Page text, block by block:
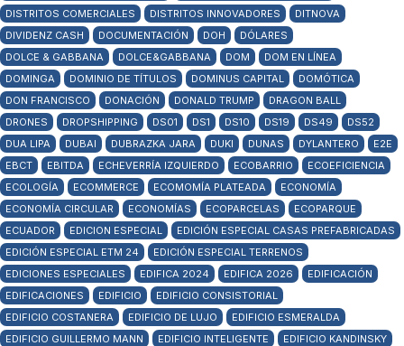
DISTRITOS COMERCIALES
DISTRITOS INNOVADORES
DITNOVA
DIVIDENZ CASH
DOCUMENTACIÓN DOH
DÓLARES
DOLCE & GABBANA
DOLCE&GABBANA DOM
DOM EN LÍNEA
DOMINGA
DOMINIO DE TÍTULOS DOMINUS CAPITAL
DOMÓTICA
DON FRANCISCO
DONACIÓN DONALD TRUMP
DRAGON BALL
DRONES
DROPSHIPPING DS01 DS1 DS10 DS19 DS49
DS52
DUA LIPA
DUBAI DUBRAZKA JARA DUKI DUNAS DYLANTERO
E2E
EBCT
EBITDA ECHEVERRÍA IZQUIERDO ECOBARRIO
ECOEFICIENCIA
ECOLOGÍA
ECOMMERCE ECOMOMÍA PLATEADA
ECONOMÍA
ECONOMÍA CIRCULAR
ECONOMÍAS ECOPARCELAS
ECOPARQUE
ECUADOR
EDICION ESPECIAL
EDICIÓN ESPECIAL CASAS PREFABRICADAS
EDICIÓN ESPECIAL ETM 24
EDICIÓN ESPECIAL TERRENOS
EDICIONES ESPECIALES
EDIFICA 2024 EDIFICA 2026
EDIFICACIÓN
EDIFICACIONES
EDIFICIO
EDIFICIO CONSISTORIAL
EDIFICIO COSTANERA
EDIFICIO DE LUJO
EDIFICIO ESMERALDA
EDIFICIO GUILLERMO MANN
EDIFICIO INTELIGENTE
EDIFICIO KANDINSKY